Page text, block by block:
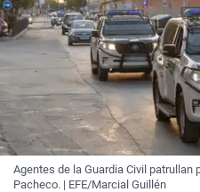
Agentes de la Guardia Civil patrullan
Pacheco. | EFE/Marcial Guillén